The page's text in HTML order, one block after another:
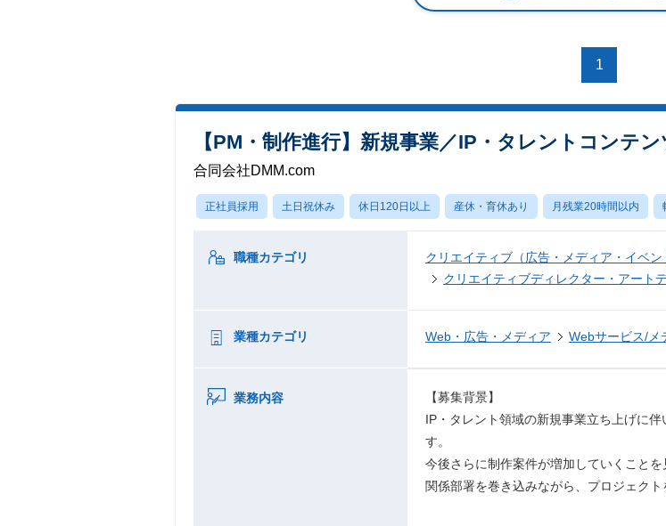
1
【PM・制作進行】新規事業／IP・タレントコンテ
合同会社DMM.com
正社員採用 土日祝休み 休日120日以上 産休・育休あり 月残業20時間以内
職種カテゴリ クリエイティブ（広告・メディア・イベン
クリエイティブディレクター・アート
業種カテゴリ Web・広告・メディア Webサービス/メ
業務内容
【募集背景】
IP・タレント領域の新規事業立ち上げに
す。
今後さらに制作案件が増加していくこと
関係部署を巻き込みながら、プロジェク